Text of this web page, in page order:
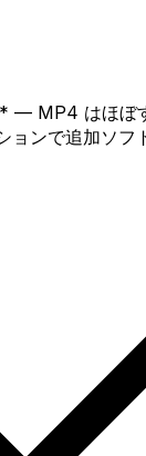
— MP4 はほぼす
ョンで追加ソフ